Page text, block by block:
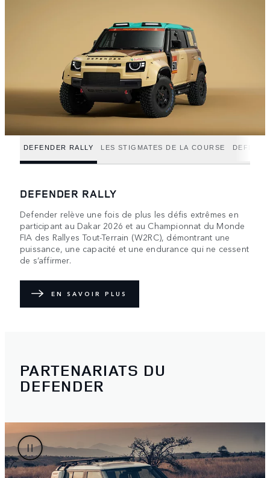
DEFENDER RALLY LES STIGMATES DE LA COURSE
DEFENDER RALLY
Defender relève une fois de plus les défis extrêmes en
participant au Dakar 2026 et au Championnat du Monde
FIA des Rallyes Tout-Terrain (W2RC), démontrant une
puissance, une capacité et une endurance qui ne cessent
de s’affirmer.
EN SAVOIR PLUS
PARTENARIATS DU
DEFENDER